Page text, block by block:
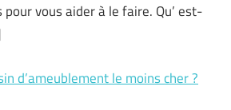
vous aider à le faire. Qu’ est-
d’ameublement le moins cher ?